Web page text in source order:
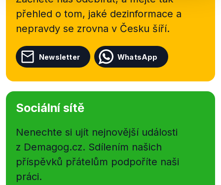
přehled o tom, jaké dezinformace a
nepravdy se zrovna v Česku šíří.
Newsletter WhatsApp
Sociální sítě
Nenechte si ujít nejnovější události
z Demagog.cz. Sdílením našich
příspěvků přátelům podpoříte naši
práci.